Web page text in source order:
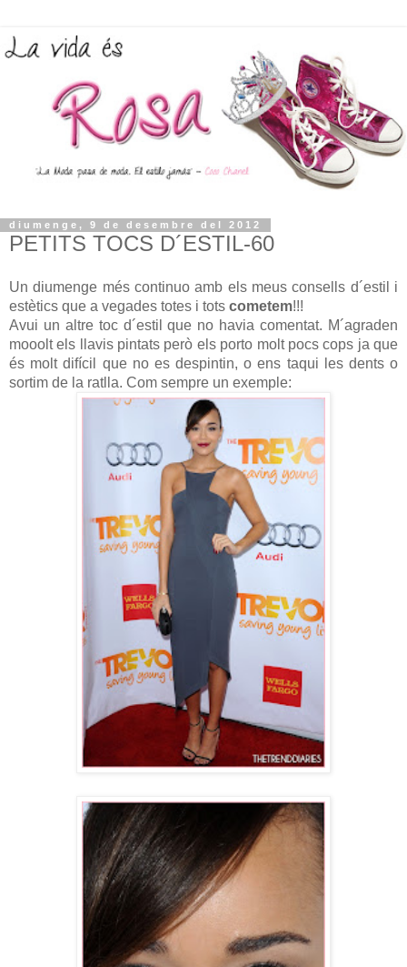
diumenge, 9 de desembre del 2012
PETITS TOCS D´ESTIL-60
Un diumenge més continuo amb els meus consells d´estil i
estètics que a vegades totes i tots cometem!!!
Avui un altre toc d´estil que no havia comentat. M´agraden
mooolt els llavis pintats però els porto molt pocs cops ja que
és molt difícil que no es despintin, o ens taqui les dents o
sortim de la ratlla. Com sempre un exemple: